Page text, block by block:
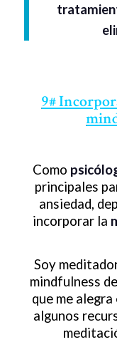
9#
Como
principales
ansiedad,
incorporar la
Soy
mindfulness
que me
algunos